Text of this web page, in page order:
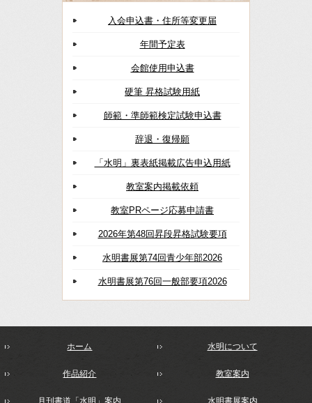
入会申込書・住所等変更届
年間予定表
会館使用申込書
硬筆 昇格試験用紙
師範・準師範検定試験申込書
辞退・復帰願
「水明」裏表紙掲載広告申込用紙
教室案内掲載依頼
教室PRページ応募申請書
2026年第48回昇段昇格試験要項
水明書展第74回青少年部2026
水明書展第76回一般部要項2026
ホーム 水明について
作品紹介 教室案内